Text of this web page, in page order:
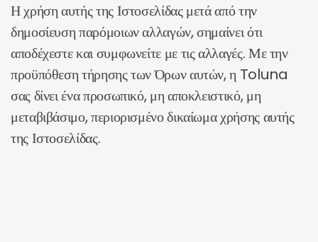
Η χρήση αυτής της Ιστοσελίδας μετά από την
δημοσίευση παρόμοιων αλλαγών, σημαίνει ότι
αποδέχεστε και συμφωνείτε με τις αλλαγές. Με την
προϋπόθεση τήρησης των Όρων αυτών, η Toluna
σας δίνει ένα προσωπικό, μη αποκλειστικό, μη
μεταβιβάσιμο, περιορισμένο δικαίωμα χρήσης αυτής
της Ιστοσελίδας.